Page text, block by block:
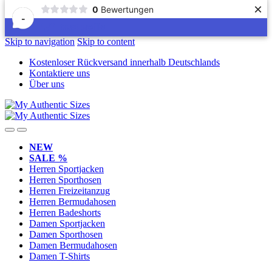
-
0 Bewertungen ×
Skip to navigation Skip to content
Kostenloser Rückversand innerhalb Deutschlands
Kontaktiere uns
Über uns
NEW
SALE %
Herren Sportjacken
Herren Sporthosen
Herren Freizeitanzug
Herren Bermudahosen
Herren Badeshorts
Damen Sportjacken
Damen Sporthosen
Damen Bermudahosen
Damen T-Shirts